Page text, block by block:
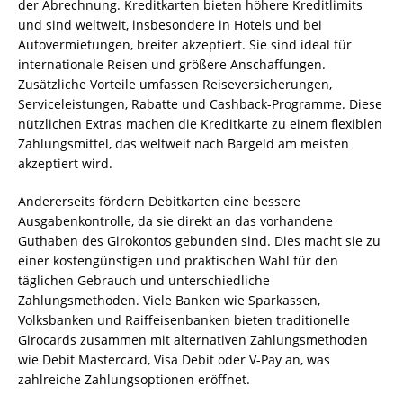
der Abrechnung. Kreditkarten bieten höhere Kreditlimits
und sind weltweit, insbesondere in Hotels und bei
Autovermietungen, breiter akzeptiert. Sie sind ideal für
internationale Reisen und größere Anschaffungen.
Zusätzliche Vorteile umfassen Reiseversicherungen,
Serviceleistungen, Rabatte und Cashback-Programme. Diese
nützlichen Extras machen die Kreditkarte zu einem flexiblen
Zahlungsmittel, das weltweit nach Bargeld am meisten
akzeptiert wird.
Andererseits fördern Debitkarten eine bessere
Ausgabenkontrolle, da sie direkt an das vorhandene
Guthaben des Girokontos gebunden sind. Dies macht sie zu
einer kostengünstigen und praktischen Wahl für den
täglichen Gebrauch und unterschiedliche
Zahlungsmethoden. Viele Banken wie Sparkassen,
Volksbanken und Raiffeisenbanken bieten traditionelle
Girocards zusammen mit alternativen Zahlungsmethoden
wie Debit Mastercard, Visa Debit oder V-Pay an, was
zahlreiche Zahlungsoptionen eröffnet.